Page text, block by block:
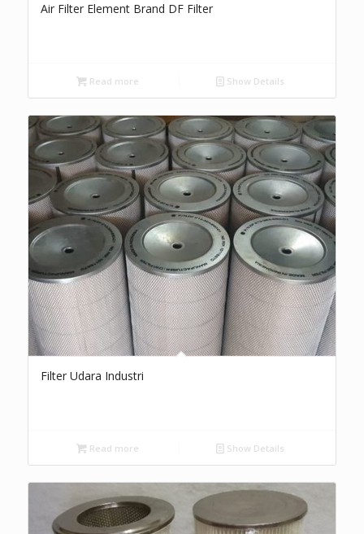
Air Filter Element Brand DF Filter
Read more Show Details
Filter Udara Industri
Read more Show Details